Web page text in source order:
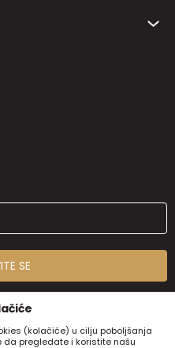
SE
(kolačiće) u cilju poboljšanja
da pregledate i koristite našu